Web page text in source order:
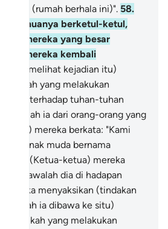
(rumah berhala ini)". 58.
semuanya berketul-ketul,
mereka yang besar
mereka kembali
melihat kejadian itu)
yang melakukan
terhadap tuhan-tuhan
adalah ia dari orang-orang yang
dari) mereka berkata: "Kami
anak muda bernama
(Ketua-ketua) mereka
bawalah dia di hadapan
mereka menyaksikan (tindakan
(Setelah ia dibawa ke situ)
yang melakukan